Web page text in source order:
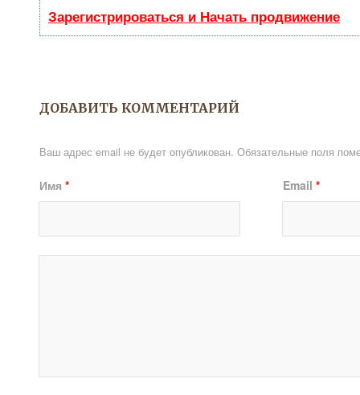
Зарегистрироваться и Начать продвижение
ДОБАВИТЬ КОММЕНТАРИЙ
Ваш адрес email не будет опубликован. Обязательные поля
Имя * Email *